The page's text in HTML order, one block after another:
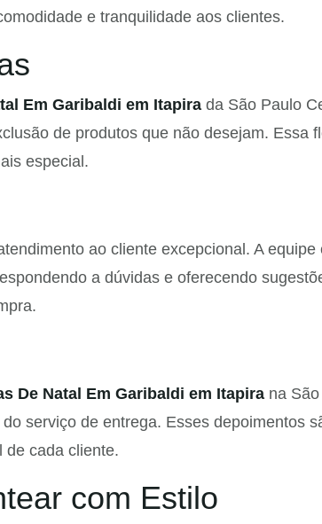
e tranquilidade aos clientes.
Em Garibaldi em Itapira da São Paulo
de produtos que não desejam.
especial.
ao cliente excepcional. A
a dúvidas e oferecendo
De Natal Em Garibaldi em Itapira na
serviço de entrega. Esses depoimentos
de cada cliente.
com Estilo